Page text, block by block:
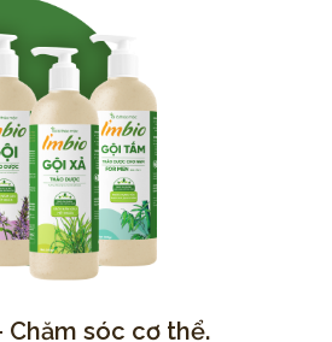
Chăm sóc cơ thể.